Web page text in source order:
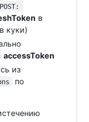
POST:
в
куки)
accessToken
из
по